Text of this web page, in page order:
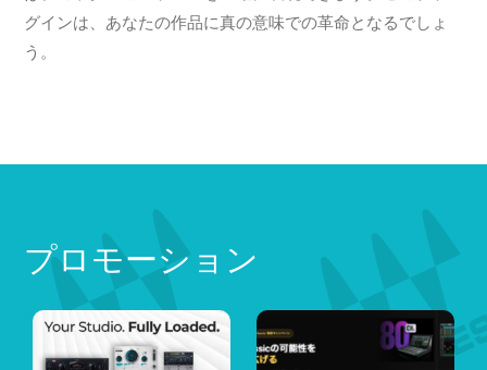
グインは、あなたの作品に真の意味での革命となるでしょ
う。
プロモーション